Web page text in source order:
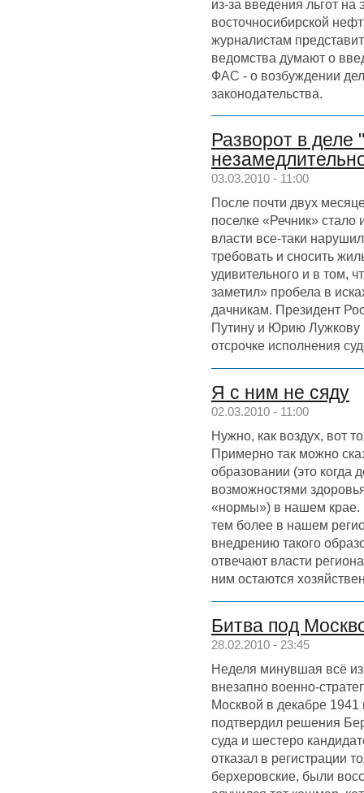
из-за введения льгот на
восточносибирской
журналистам
ведомства думают о
ФАС - о возбуждении
законодательства.
Разворот в деле
03.03.2010 - 11:00
После почти двух
поселке «Речник» стало
власти все-таки
требовать и сносить
удивительного и в том,
заметил» пробела в
дачникам. Президент
Путину и Юрию Лужкову
отсрочке исполнения
Я с ним не сяду
02.03.2010 - 11:00
Нужно, как воздух, вот
Примерно так можно
образовании (это когда
возможностями
«нормы») в нашем крае.
тем более в нашем
внедрению такого
отвечают власти
ним остаются
Битва под
28.02.2010 - 23:45
Неделя минувшая всё
внезапно военно-
Москвой в декабре 1941
подтвердил решения
суда и шестеро
отказал в регистрации
берхеровские, были